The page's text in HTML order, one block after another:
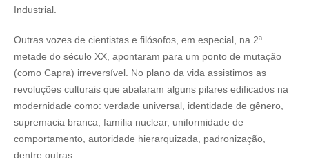
Industrial.
Outras vozes de cientistas e filósofos, em especial, na 2ª
metade do século XX, apontaram para um ponto de mutação
(como Capra) irreversível. No plano da vida assistimos as
revoluções culturais que abalaram alguns pilares edificados na
modernidade como: verdade universal, identidade de gênero,
supremacia branca, família nuclear, uniformidade de
comportamento, autoridade hierarquizada, padronização,
dentre outras.